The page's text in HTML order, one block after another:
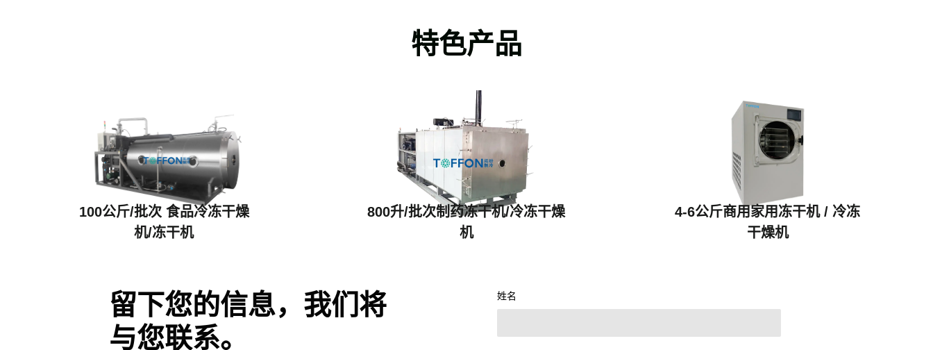
特色产品
TF-FZG-10 TF-LYO-40
4-6公斤商用家用冻干机 / 冷冻
干燥机
800升/批次制药冻干机/冷冻干燥
机
100公斤/批次 食品冷冻干燥
机/冻干机
留下您的信息，我们将
与您联系。
姓名